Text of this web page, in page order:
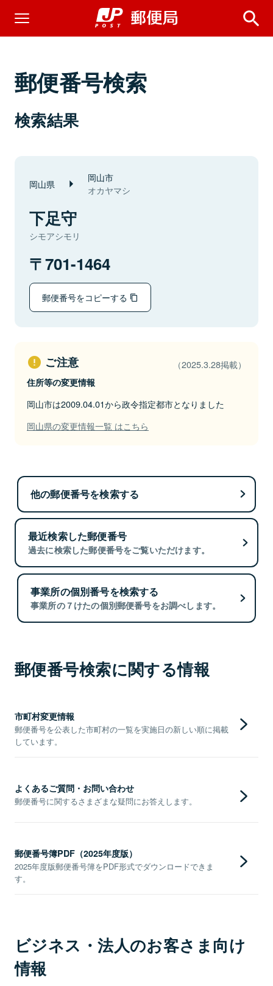
郵便番号検索
検索結果
岡山県 岡山市
オカヤマシ
下足守
シモアシモリ
701-1464
郵便番号をコピーする
ご注意 （2025.3.28掲載）
住所等の変更情報
岡山市は2009.04.01から政令指定都市となりました
岡山県の変更情報一覧 はこちら
他の郵便番号を検索する
最近検索した郵便番号
過去に検索した郵便番号をご覧いただけます。
事業所の個別番号を検索する
事業所の７けたの個別郵便番号をお調べします。
郵便番号検索に関する情報
市町村変更情報
郵便番号を公表した市町村の一覧を実施日の新しい順に掲載
しています。
よくあるご質問・お問い合わせ
郵便番号に関するさまざまな疑問にお答えします。
郵便番号簿PDF（2025年度版）
2025年度版郵便番号簿をPDF形式でダウンロードできま
す。
ビジネス・法人のお客さま向け
情報